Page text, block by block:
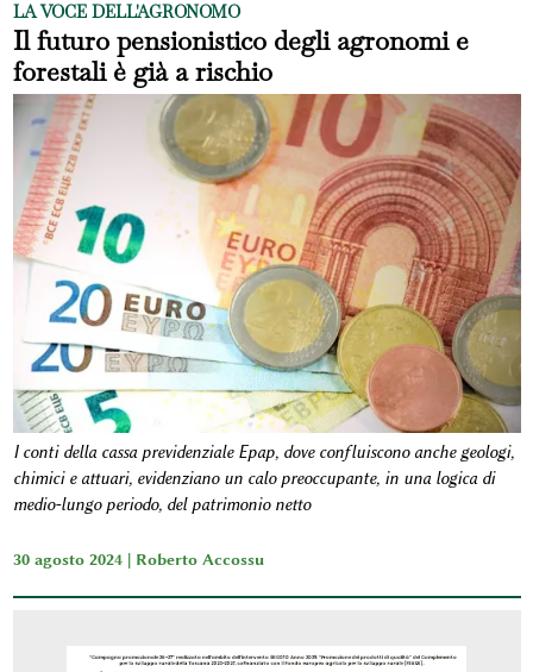
LA VOCE DELL'AGRONOMO
Il futuro pensionistico degli agronomi e
forestali è già a rischio
I conti della cassa previdenziale Epap, dove confluiscono anche geologi,
chimici e attuari, evidenziano un calo preoccupante, in una logica di
medio-lungo periodo, del patrimonio netto
30 agosto 2024 | Roberto Accossu